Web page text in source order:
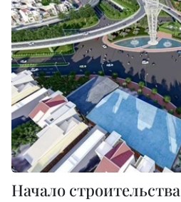
Начало строительства